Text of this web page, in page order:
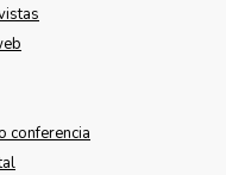
conferencia